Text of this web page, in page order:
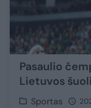
Pasaulio
Lietuvos
Sportas